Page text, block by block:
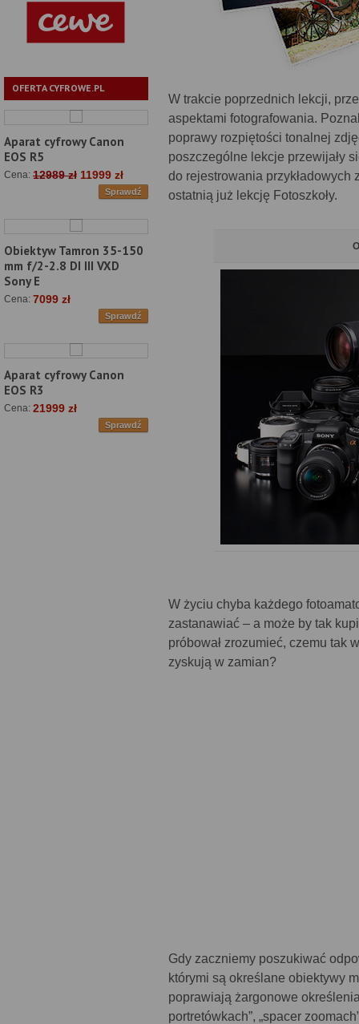
OFERTA CYFROWE.PL
Aparat cyfrowy Canon
EOS R5
Cena: 12989 zł 11999 zł
Sprawdź
Obiektyw Tamron 35-150
mm f/2-2.8 DI III VXD
Sony E
Cena: 7099 zł
Sprawdź
Aparat cyfrowy Canon
EOS R3
Cena: 21999 zł
Sprawdź
W trakcie poprzednich lekcji,
aspektami fotografowania.
poprawy rozpiętości tonalnej
poszczególne lekcje przewijały
do rejestrowania przykładowych
ostatnią już lekcję Fotoszkoły.
W życiu chyba każdego
zastanawiać – a może by tak
próbował zrozumieć, czemu tak
zyskują w zamian?
Gdy zaczniemy poszukiwać
którymi są określane obiektywy
poprawiają żargonowe
portretówkach”, „spacer